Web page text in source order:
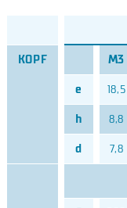
KOPF M3
e 18,5
h 8,8
d 7,8